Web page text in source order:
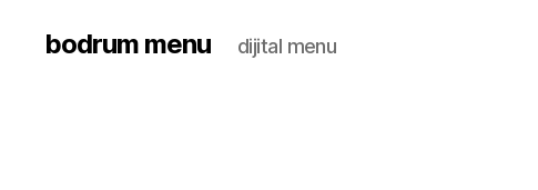
bodrum menu dijital menu